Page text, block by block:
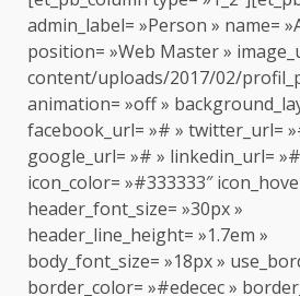
admin_label= »Person » name=
position= »Web Master »
content/uploads/2017/02/
animation= »off »
facebook_url= »# » twitter_url=
google_url= »# » linkedin_url=
icon_color= »#333333″
header_font_size= »30px »
header_line_height= »1.7em »
body_font_size= »18px »
border_color= »#edecec »